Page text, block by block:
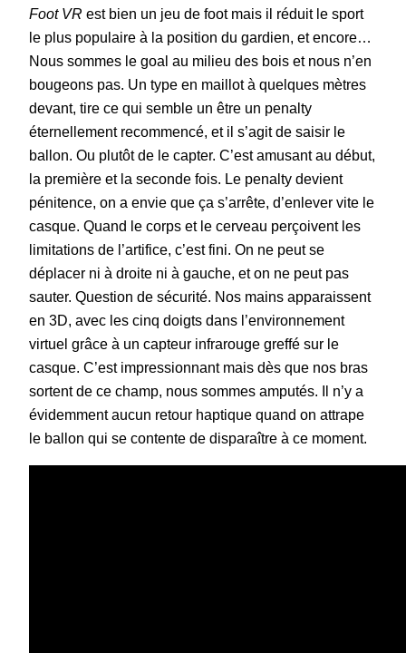
Foot VR est bien un jeu de foot mais il réduit le sport
le plus populaire à la position du gardien, et encore…
Nous sommes le goal au milieu des bois et nous n’en
bougeons pas. Un type en maillot à quelques mètres
devant, tire ce qui semble un être un penalty
éternellement recommencé, et il s’agit de saisir le
ballon. Ou plutôt de le capter. C’est amusant au début,
la première et la seconde fois. Le penalty devient
pénitence, on a envie que ça s’arrête, d’enlever vite le
casque. Quand le corps et le cerveau perçoivent les
limitations de l’artifice, c’est fini. On ne peut se
déplacer ni à droite ni à gauche, et on ne peut pas
sauter. Question de sécurité. Nos mains apparaissent
en 3D, avec les cinq doigts dans l’environnement
virtuel grâce à un capteur infrarouge greffé sur le
casque. C’est impressionnant mais dès que nos bras
sortent de ce champ, nous sommes amputés. Il n’y a
évidemment aucun retour haptique quand on attrape
le ballon qui se contente de disparaître à ce moment.